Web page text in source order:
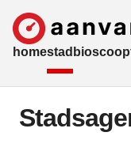
homestad bioscoop